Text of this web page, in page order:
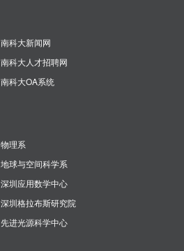
南科大新闻网
南科大人才招聘网
南科大OA系统
物理系
地球与空间科学系
深圳应用数学中心
深圳格拉布斯研究院
先进光源科学中心